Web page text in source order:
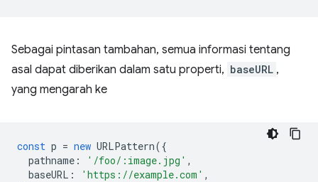
Sebagai pintasan tambahan, semua informasi tentang
asal dapat diberikan dalam satu properti, baseURL ,
yang mengarah ke
const p = new URLPattern({
pathname : '/foo/:image.jpg' ,
baseURL : 'https://example.com' ,